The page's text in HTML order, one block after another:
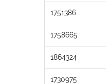
1751386
1758665
1864324
1730975